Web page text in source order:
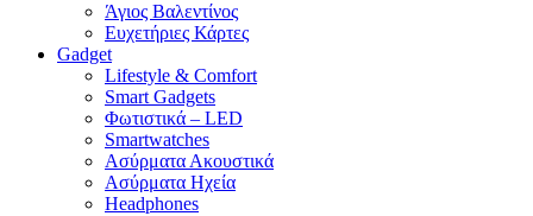
Άγιος Βαλεντίνος
Ευχετήριες Κάρτες
Gadget
Lifestyle & Comfort
Smart Gadgets
Φωτιστικά – LED
Smartwatches
Ασύρματα Ακουστικά
Ασύρματα Ηχεία
Headphones